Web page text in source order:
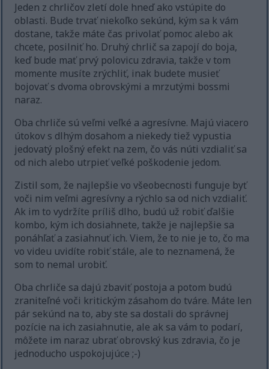
Jeden z chrličov zletí dole hneď ako vstúpite do
oblasti. Bude trvať niekoľko sekúnd, kým sa k vám
dostane, takže máte čas privolať pomoc alebo ak
chcete, posilniť ho. Druhý chrlič sa zapojí do boja,
keď bude mať prvý polovicu zdravia, takže v tom
momente musíte zrýchliť, inak budete musieť
bojovať s dvoma obrovskými a mrzutými bossmi
naraz.
Oba chrliče sú veľmi veľké a agresívne. Majú viacero
útokov s dlhým dosahom a niekedy tiež vypustia
jedovatý plošný efekt na zem, čo vás núti vzdialiť sa
od nich alebo utrpieť veľké poškodenie jedom.
Zistil som, že najlepšie vo všeobecnosti funguje byť
voči nim veľmi agresívny a rýchlo sa od nich vzdialiť.
Ak im to vydržíte príliš dlho, budú už robiť ďalšie
kombo, kým ich dosiahnete, takže je najlepšie sa
ponáhľať a zasiahnuť ich. Viem, že to nie je to, čo ma
vo videu uvidíte robiť stále, ale to neznamená, že
som to nemal urobiť.
Oba chrliče sa dajú zbaviť postoja a potom budú
zraniteľné voči kritickým zásahom do tváre. Máte len
pár sekúnd na to, aby ste sa dostali do správnej
pozície na ich zasiahnutie, ale ak sa vám to podarí,
môžete im naraz ubrať obrovský kus zdravia, čo je
jednoducho uspokojujúce ;-)